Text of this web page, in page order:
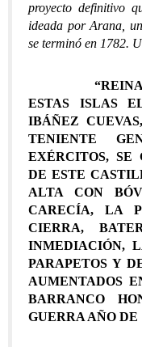
proyecto definitivo
ideada por Arana,
se terminó en 1782.
ESTAS ISLAS
IBÁÑEZ
TENIENTE
EXÉRCITOS, SE
DE ESTE
ALTA CON
CARECÍA, LA
CIERRA,
INMEDIACIÓN,
PARAPETOS Y
AUMENTADOS
BARRANCO
GUERRA AÑO DE